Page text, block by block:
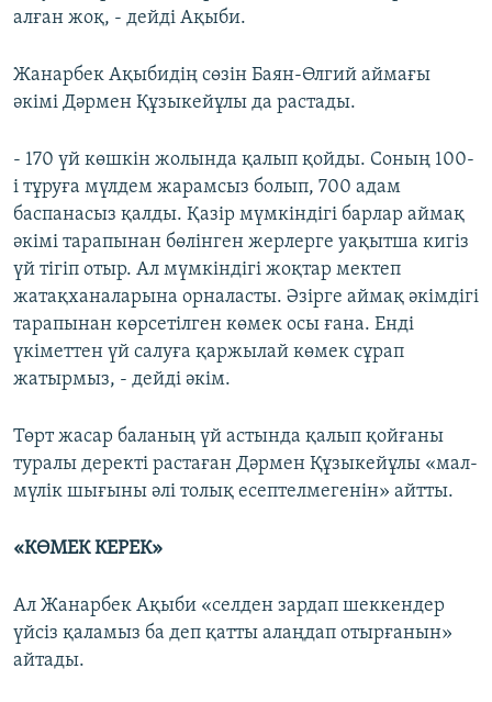
алған жоқ, - дейді Ақыби.
Жанарбек Ақыбидің сөзін Баян-Өлгий аймағы
әкімі Дәрмен Құзыкейұлы да растады.
- 170 үй көшкін жолында қалып қойды. Соның 100-
і тұруға мүлдем жарамсыз болып, 700 адам
баспанасыз қалды. Қазір мүмкіндігі барлар аймақ
әкімі тарапынан бөлінген жерлерге уақытша кигіз
үй тігіп отыр. Ал мүмкіндігі жоқтар мектеп
жатақханаларына орналасты. Әзірге аймақ әкімдігі
тарапынан көрсетілген көмек осы ғана. Енді
үкіметтен үй салуға қаржылай көмек сұрап
жатырмыз, - дейді әкім.
Төрт жасар баланың үй астында қалып қойғаны
туралы деректі растаған Дәрмен Құзыкейұлы «мал-
мүлік шығыны әлі толық есептелмегенін» айтты.
«КӨМЕК КЕРЕК»
Ал Жанарбек Ақыби «селден зардап шеккендер
үйсіз қаламыз ба деп қатты алаңдап отырғанын»
айтады.